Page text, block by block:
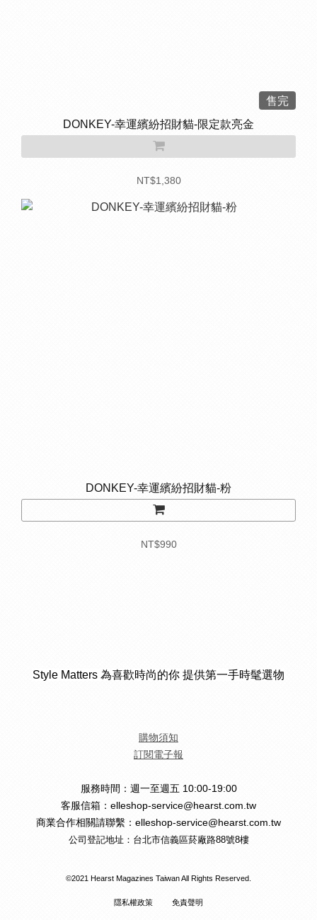
售完
DONKEY-幸運繽紛招財貓-限定款亮金
NT$1,380
DONKEY-幸運繽紛招財貓-粉
NT$990
Style Matters 為喜歡時尚的你 提供第一手時髦選物
購物須知
訂閱電子報
服務時間：週一至週五 10:00-19:00
客服信箱：elleshop-service@hearst.com.tw
商業合作相關請聯繫：elleshop-service@hearst.com.tw
公司登記地址：台北市信義區菸廠路88號8樓
©2021 Hearst Magazines Taiwan All Rights Reserved.
隱私權政策 免責聲明